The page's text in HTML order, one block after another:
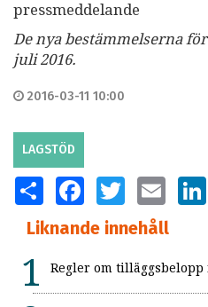
pressmeddelande
De nya bestämmelserna
juli 2016.
2016-03-11 10:00
LAGSTÖD
SHARE FACEBOOKTWITTER EMAIL
Liknande innehåll
Regler om